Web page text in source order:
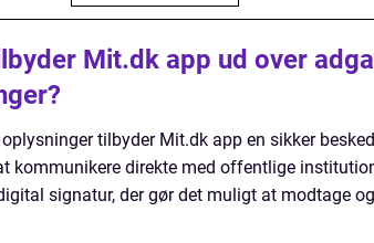
Mit.dk app ud over
tilbyder Mit.dk app en sikker
kommunikere direkte med offentlige
signatur, der gør det muligt at modtage